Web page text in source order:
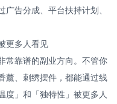
告分成、平台扶持计划、
更多人看见
常靠谱的副业方向。不管你
薰、刺绣摆件，都能通过线
度」和「独特性」被更多人